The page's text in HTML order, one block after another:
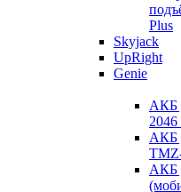
Plus
Skyjack
UpRight
Genie
АКБ
2046
АКБ
АКБ